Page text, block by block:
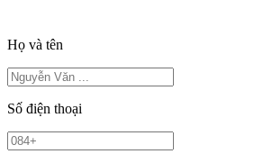
Họ và tên
Số điện thoại